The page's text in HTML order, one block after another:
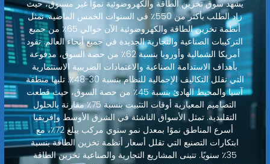
يشهد سوق تخزين الطاقة والكهروضوئية نموًا غير مسبوق، حيث
زاد الطلب بأكثر من 550٪ في السنوات الخمس الماضية. تمثل
أنظمة تخزين الطاقة والكهروضوئية الآن حوالي 65٪ من جميع
التركيبات الصناعية والتجارية الجديدة في جميع أنحاء العالم. تقود
أمريكا الشمالية وأوروبا بنسبة 62٪ من حصة السوق، مدفوعة
بأهداف الاستدامة الصناعية والاعتمادات الضريبية الاستثمارية
التي تقلل التكاليف الإجمالية للنظام بنسبة 30-48٪. تليها منطقة
آسيا والمحيط الهادئ بنسبة 45٪ من حصة السوق، حيث قطعت
التصاميم المعيارية أوقات التثبيت بنسبة 75٪ مقارنة بالحلول
التقليدية. تمثل الأسواق الناشئة في الشرق الأوسط وإفريقيا
أسرع المناطق نموًا بمعدل نمو سنوي مركب يبلغ 72٪، مع
ابتكارات التصنيع التي تقلل أسعار أنظمة تخزين الطاقة بنسبة
35٪ سنويًا. تتبنى المشاريع التجارية والصناعية تخزين الطاقة